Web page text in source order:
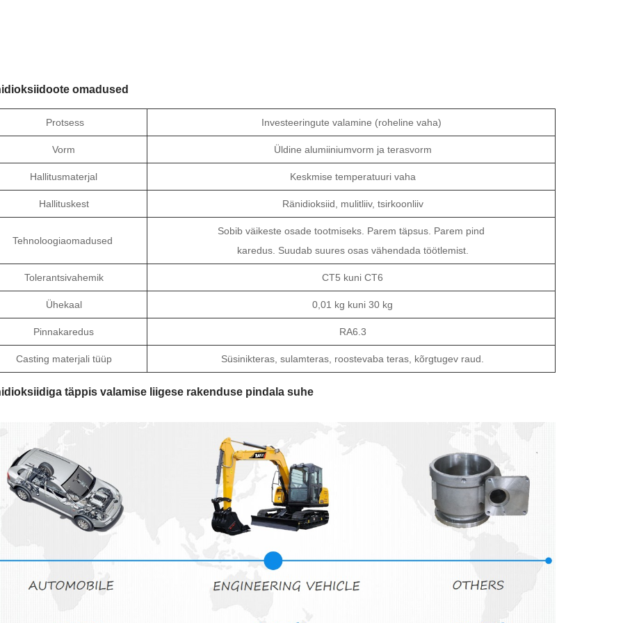
omadused
Protsess Investeeringute valamine (roheline vaha)
Vorm Üldine alumiiniumvorm ja terasvorm
Hallitusmaterjal Keskmise temperatuuri vaha
Hallituskest Ränidioksiid, mulitliiv, tsirkoonliiv
Tehnoloogiaomadused
Sobib väikeste osade tootmiseks. Parem täpsus. Parem pind
karedus. Suudab suures osas vähendada töötlemist.
Tolerantsivahemik CT5 kuni CT6
Ühekaal 0,01 kg kuni 30 kg
Pinnakaredus RA6.3
Casting materjali tüüp Süsinikteras, sulamteras, roostevaba teras, kõrgtugev raud.
täppis valamise liigese rakenduse pindala suhe